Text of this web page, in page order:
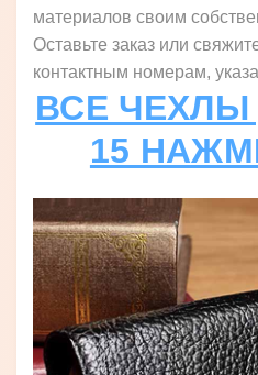
материалов своим
Оставьте заказ или
контактным номерам,
ВСЕ ЧЕХЛЫ
15